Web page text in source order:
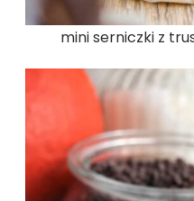
mini serniczki z